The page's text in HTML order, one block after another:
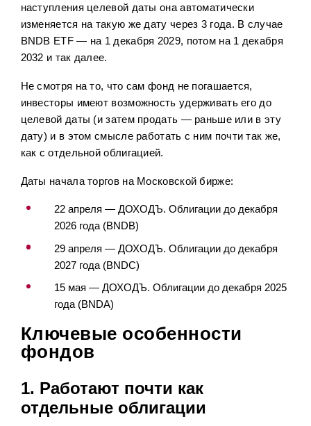
наступления целевой даты она автоматически
изменяется на такую же дату через 3 года. В случае
BNDB ETF — на 1 декабря 2029, потом на 1 декабря
2032 и так далее.
Не смотря на то, что сам фонд не погашается,
инвесторы имеют возможность удерживать его до
целевой даты (и затем продать — раньше или в эту
дату) и в этом смысле работать с ним почти так же,
как с отдельной облигацией.
Даты начала торгов на Московской бирже:
22 апреля — ДОХОДЪ. Облигации до декабря
2026 года (BNDB)
29 апреля — ДОХОДЪ. Облигации до декабря
2027 года (BNDC)
15 мая — ДОХОДЪ. Облигации до декабря 2025
года (BNDA)
Ключевые особенности
фондов
1. Работают почти как
отдельные облигации